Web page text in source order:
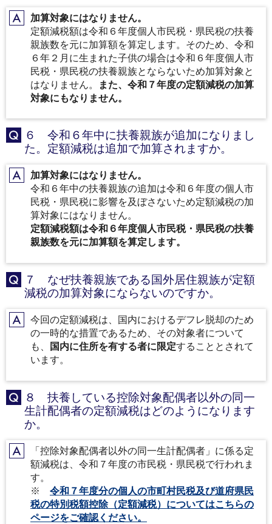
A加算対象にはなりません。
定額減税額は令和６年度個人市民税・県民税の扶養
親族数を元に加算額を算定します。そのため、令和
６年２月に生まれた子供の場合は令和６年度個人市
民税・県民税の扶養親族とならないため加算対象と
はなりません。
また、令和７年度の定額減税の加算
対象にもなりません。
Q
６ 令和６年中に扶養親族が追加になりまし
た。定額減税は追加で加算されますか。
A加算対象にはなりません。
令和６年中の扶養親族の追加は令和６年度の個人市
民税・県民税に影響を及ぼさないため定額減税の加
算対象にはなりません。
定額減税額は令和６年度個人市民税・県民税の扶養
親族数を元に加算額を算定します。
Q
７ なぜ扶養親族である国外居住親族が定額
減税の加算対象にならないのですか。
A今回の定額減税は、国内におけるデフレ脱却のため
の一時的な措置であるため、その対象者について
も、
国内に住所を有する者に限定することとされて
います。
Q
８ 扶養している控除対象配偶者以外の同一
生計配偶者の定額減税はどのようになります
か。
A「控除対象配偶者以外の同一生計配偶者」に係る定
額減税は、令和７年度の市民税・県民税で行われま
す。
※ 令和７年度分の個人の市町村民税及び道府県民
税の特別税額控除（定額減税）についてはこちらの
ページをご確認ください。